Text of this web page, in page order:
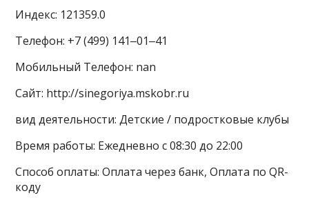
Индекс: 121359.0
Телефон: +7 (499) 141‒01‒41
Мобильный Телефон: nan
Сайт: http://sinegoriya.mskobr.ru
вид деятельности: Детские / подростковые клубы
Время работы: Ежедневно с 08:30 до 22:00
Способ оплаты: Оплата через банк, Оплата по QR-
коду